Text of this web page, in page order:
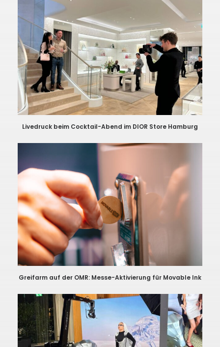
Livedruck beim Cocktail-Abend im DIOR Store Hamburg
Greifarm auf der OMR: Messe-Aktivierung für Movable Ink